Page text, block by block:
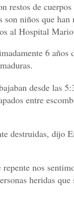
restos de
niños que han
al Hospital
6 años
desde las
entre
destruidas, dijo
nos
heridas